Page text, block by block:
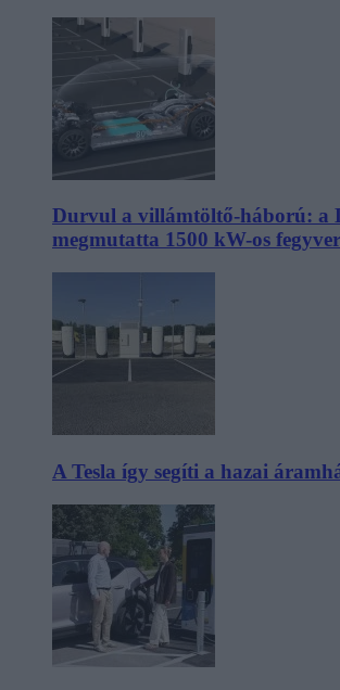
Durvul a villámtöltő-háború: a
megmutatta 1500 kW-os
A Tesla így segíti a hazai